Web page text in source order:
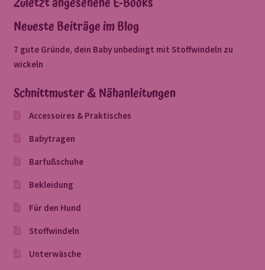
Neueste Beiträge im Blog
7 gute Gründe, dein Baby unbedingt mit Stoffwindeln zu
wickeln
Schnittmuster & Nähanleitungen
Accessoires & Praktisches
Babytragen
Barfußschuhe
Bekleidung
Für den Hund
Stoffwindeln
Unterwäsche